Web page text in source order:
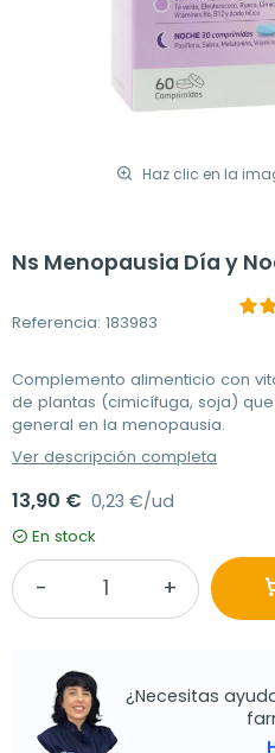
Haz clic en la
Ns Menopausia Día y
Referencia: 183983
Complemento alimenticio con
de plantas (cimicífuga, soja)
general en la menopausia.
Ver descripción completa
13,90 € 0,23 €/ud
En stock
¿Necesitas